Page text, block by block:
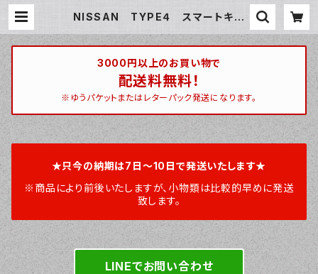
NISSAN TYPE４ スマートキー
ーメイド 本革レザー ニッサン 日
産 インテリジェントキー | ハンティ
ントン 宮崎ベース / huntington m
iyazakibase
3000円以上のお買い物で
配送料無料！
※ゆうパケットまたはレターパック発送になります。
★只今の納期は7日～10日で発送いたします★
※商品により前後いたしますが、小物類は比較的早めに発送
致します。
LINEでお問い合わせ